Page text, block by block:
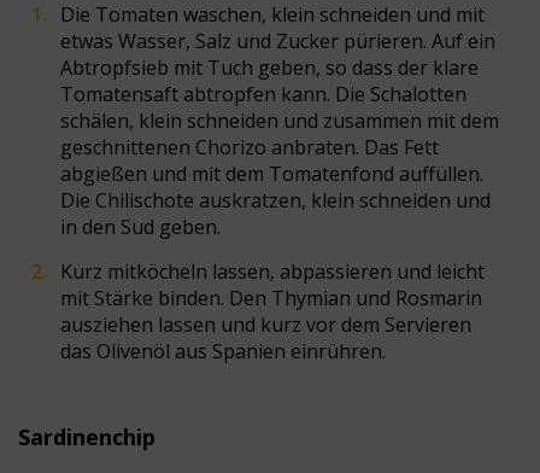
Die Tomaten waschen, klein schneiden und mit
etwas Wasser, Salz und Zucker pürieren. Auf ein
Abtropfsieb mit Tuch geben, so dass der klare
Tomatensaft abtropfen kann. Die Schalotten
schälen, klein schneiden und zusammen mit dem
geschnittenen Chorizo anbraten. Das Fett
abgießen und mit dem Tomatenfond auffüllen.
Die Chilischote auskratzen, klein schneiden und
in den Sud geben.
Kurz mitköcheln lassen, abpassieren und leicht
mit Stärke binden. Den Thymian und Rosmarin
ausziehen lassen und kurz vor dem Servieren
das Olivenöl aus Spanien einrühren.
Sardinenchip